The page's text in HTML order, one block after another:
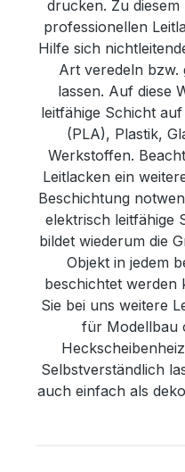
drucken. Zu
professionellen
Hilfe sich
Art veredeln bzw.
lassen. Auf diese
leitfähige Schicht
(PLA), Plastik,
Werkstoffen.
Leitlacken ein
Beschichtung
elektrisch leitfähige
bildet wiederum die
Objekt in jedem
beschichtet werden
Sie bei uns weitere
für Modellbau
Selbstverständlich
auch einfach als